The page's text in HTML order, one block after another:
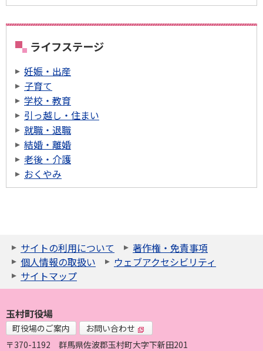
ライフステージ
妊娠・出産
子育て
学校・教育
引っ越し・住まい
就職・退職
結婚・離婚
老後・介護
おくやみ
サイトの利用について
著作権・免責事項
個人情報の取扱い
ウェブアクセシビリティ
サイトマップ
玉村町役場
町役場のご案内
お問い合わせ
〒370-1192
群馬県佐波郡玉村町大字下新田201